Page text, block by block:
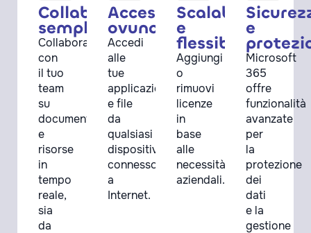
Collaborazione
semplificata
Collabora
con
il tuo
team
su
documenti
e
risorse
in
tempo
reale,
sia
da
Accesso
ovunque
Accedi
alle
tue
applicazioni
e file
da
qualsiasi
dispositivo
connesso
a
Internet.
Scalabilità
e
flessibilità
Aggiungi
o
rimuovi
licenze
in
base
alle
necessità
aziendali.
e
Microsoft
365
offre
funzionalità
avanzate
per
la
protezione
dei
dati
e la
gestione